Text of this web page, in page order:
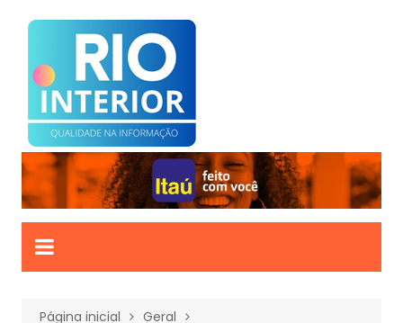
para
conteúdo
Página inicial
Geral